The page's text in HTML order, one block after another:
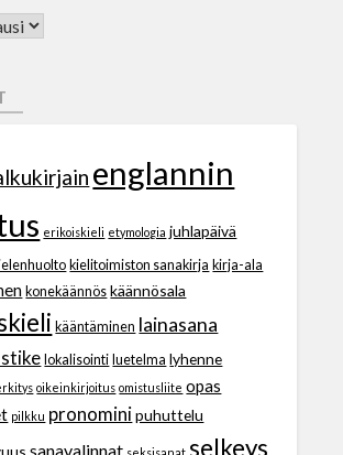
englannin
erikoiskieli etymologia juhlapäivä
kielitoimiston sanakirja kirja-ala
konekäännös käännösala
kääntäminen lainasana
lokalisointi luetelma lyhenne
oikeinkirjoitus omistusliite opas
pilkku pronomini puhuttelu
sanavalinnat selkeys